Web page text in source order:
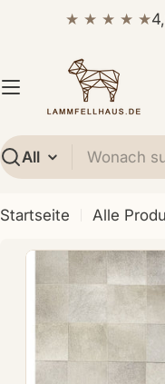
★ ★ ★ ★ ★
Suchen
Startseite Alle